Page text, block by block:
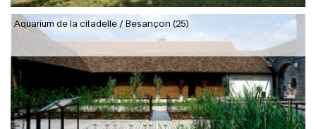
Aquarium de la citadelle / Besançon (25)